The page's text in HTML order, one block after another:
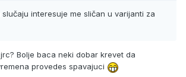
slučaju interesuje me sličan u varijanti za
Bolje baca neki dobar krevet da
provedes spavajuci